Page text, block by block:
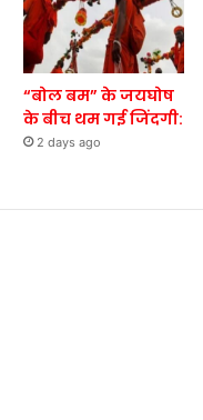
“बोल बम” के जयघोष
के बीच थम गई जिंदगी:
2 days ago